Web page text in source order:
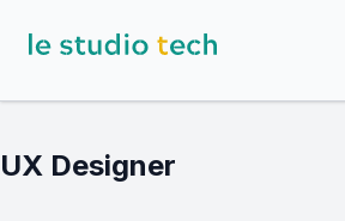
UX Designer